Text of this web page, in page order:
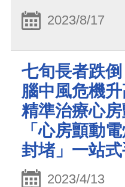
2023/8/17
七旬長者跌
腦中風危機
精準治療心
「心房顫動
封堵」一站
2023/4/13